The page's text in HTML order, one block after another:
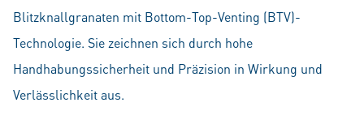
Blitzknallgranaten mit Bottom-Top-Venting (BTV)-
Technologie. Sie zeichnen sich durch hohe
Handhabungssicherheit und Präzision in Wirkung und
Verlässlichkeit aus.